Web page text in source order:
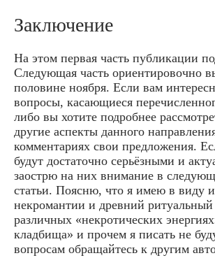
Заключение
На этом первая часть публикации
Следующая часть ориентировочно
половине ноября. Если вам
вопросы, касающиеся
либо вы хотите подробнее
другие аспекты данного
комментариях свои предложения.
будут достаточно серьёзными и
заострю на них внимание в
статьи. Поясню, что я имею в виду
некромантии и древний
различных «некротических
кладбища» и прочем я писать не
вопросам обращайтесь к другим